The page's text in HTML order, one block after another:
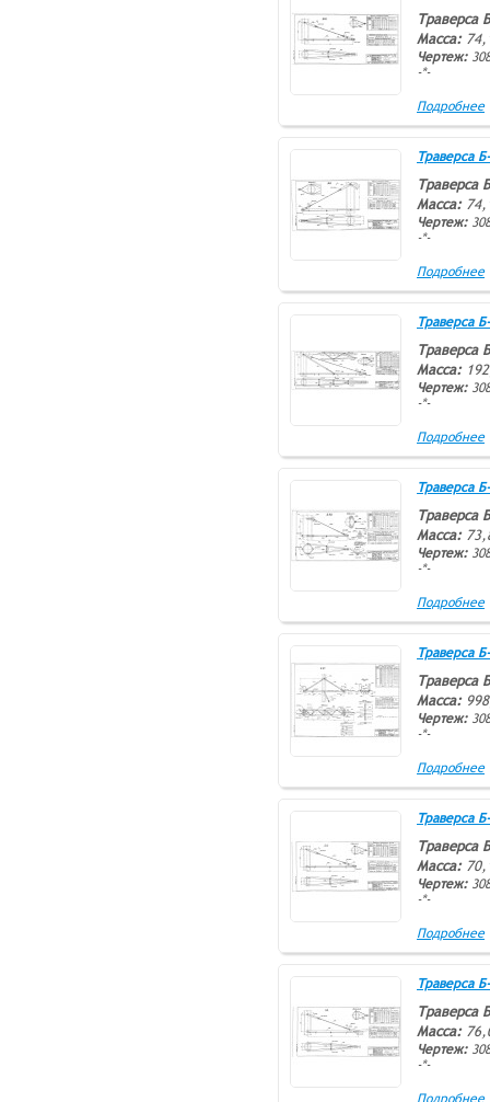
Траверса
Масса:
Чертеж:
-*-
Подробнее
Траверса
Траверса
Масса:
Чертеж:
-*-
Подробнее
Траверса
Траверса
Масса:
Чертеж:
-*-
Подробнее
Траверса
Траверса
Масса:
Чертеж:
-*-
Подробнее
Траверса
Траверса
Масса:
Чертеж:
-*-
Подробнее
Траверса
Траверса
Масса:
Чертеж:
-*-
Подробнее
Траверса
Траверса
Масса:
Чертеж:
-*-
Подробнее